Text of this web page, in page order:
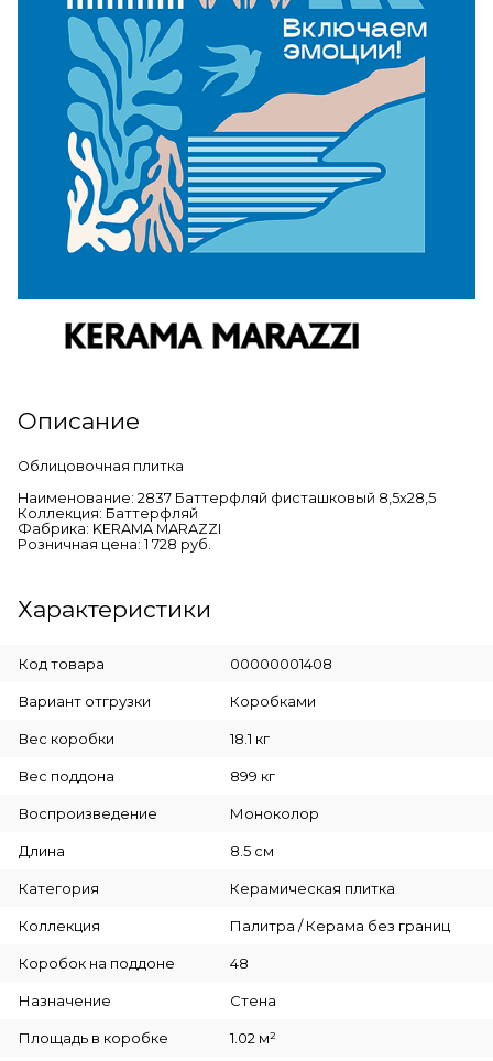
Описание
Облицовочная плитка
Наименование: 2837 Баттерфляй фисташковый 8,5х28,5
Коллекция: Баттерфляй
Фабрика: KERAMA MARAZZI
Розничная цена: 1 728 руб.
Характеристики
Код товара 00000001408
Вариант отгрузки Коробками
Вес коробки 18.1 кг
Вес поддона 899 кг
Воспроизведение Моноколор
Длина 8.5 см
Категория Керамическая плитка
Коллекция Палитра / Керама без границ
Коробок на поддоне 48
Назначение Стена
Площадь в коробке 1.02 м²